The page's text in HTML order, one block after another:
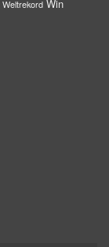
Weltrekord Win